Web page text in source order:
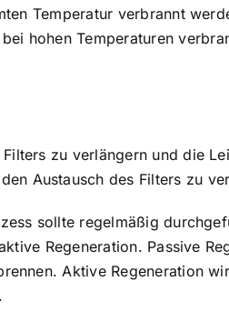
Temperatur verbrannt
hohen Temperaturen
zu verlängern und die
Austausch des Filters zu
sollte regelmäßig
Regeneration. Passive
Aktive Regeneration